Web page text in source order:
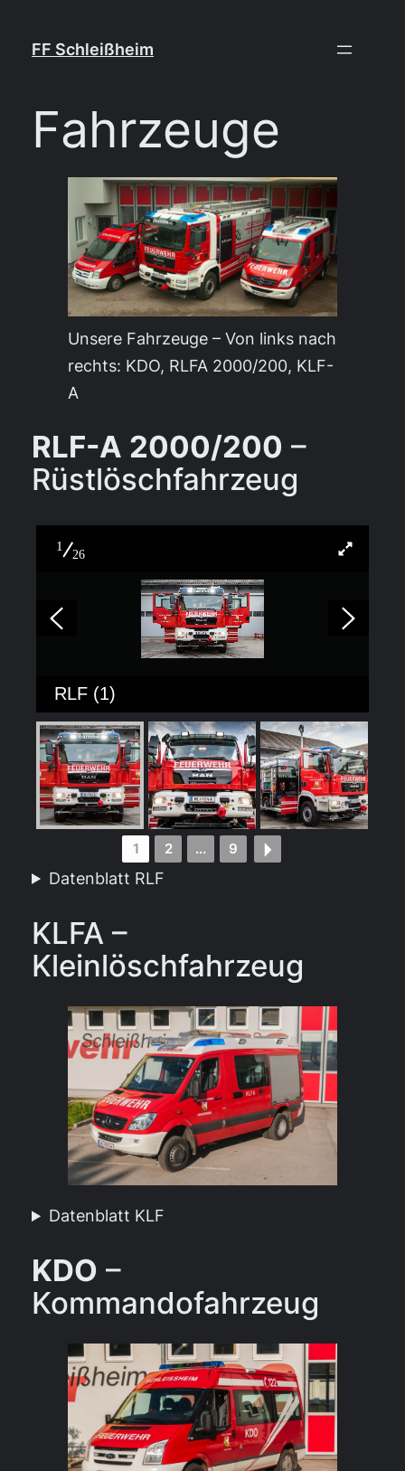
InhaltFF Schleißheim
Fahrzeuge
Unsere Fahrzeuge – Von links nach
rechts: KDO, RLFA 2000/200, KLF-
A
RLF-A 2000/200 –
Rüstlöschfahrzeug
1
26
RLF (1)
1 2 ... 9
Datenblatt RLF
KLFA –
Kleinlöschfahrzeug
Datenblatt KLF
KDO –
Kommandofahrzeug